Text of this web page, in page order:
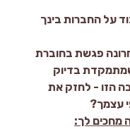
על החברות בינך
פגשת בחוברת
בדיוק
הזו - לחזק את
עצמך?
מחכים לך: